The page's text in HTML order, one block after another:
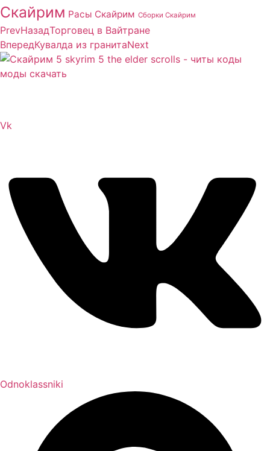
Скайрим Расы Скайрим Сборки Скайрим
PrevНазадТорговец в Вайтране
ВпередКувалда из гранитаNext
Vk
Odnoklassniki